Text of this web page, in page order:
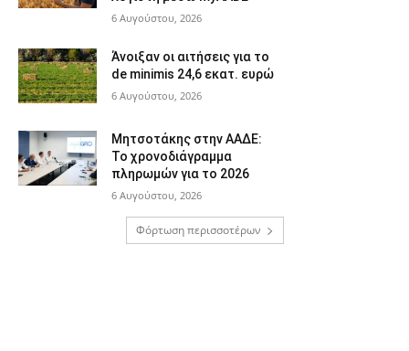
6 Αυγούστου, 2026
Άνοιξαν οι αιτήσεις για το
de minimis 24,6 εκατ. ευρώ
6 Αυγούστου, 2026
Μητσοτάκης στην ΑΑΔΕ:
Το χρονοδιάγραμμα
πληρωμών για το 2026
6 Αυγούστου, 2026
Φόρτωση περισσοτέρων